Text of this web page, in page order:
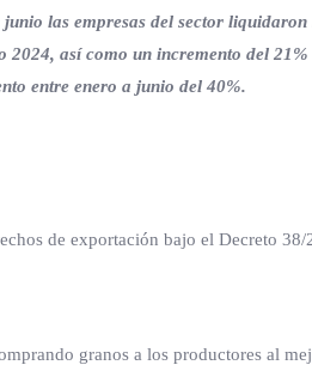
las empresas del sector liquidaron
así como un incremento del
entre enero a junio del 40%.
de exportación bajo el Decreto 38/
granos a los productores al